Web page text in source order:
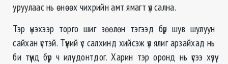
уруулаас нь өнөөх чихрийн амт ямагт үл сална.
Тэр үнэхээр торго шиг зөөлөн тэгээд бүр шув шулуун
сайхан үстэй. Түүний үс салхинд хийсэж үл ялиг арзайхад нь
би түүнд бүр ч илүү донтдог. Харин тэр оронд нь үсээ хүзүү